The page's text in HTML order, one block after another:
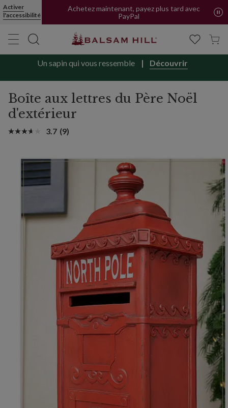
Activer
l'accessibilité
Achetez maintenant, payez plus tard avec
PayPal
Un sapin qui vous ressemble Découvrir
Boîte aux lettres du Père Noël
d'extérieur
3.7 (9)